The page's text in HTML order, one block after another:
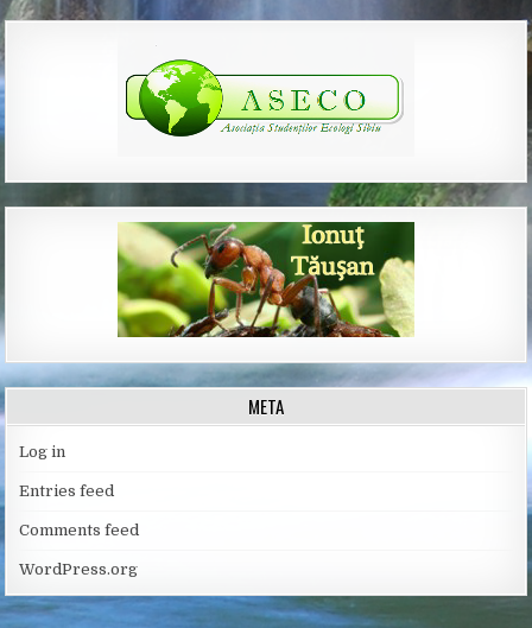
META
Log in
Entries feed
Comments feed
WordPress.org